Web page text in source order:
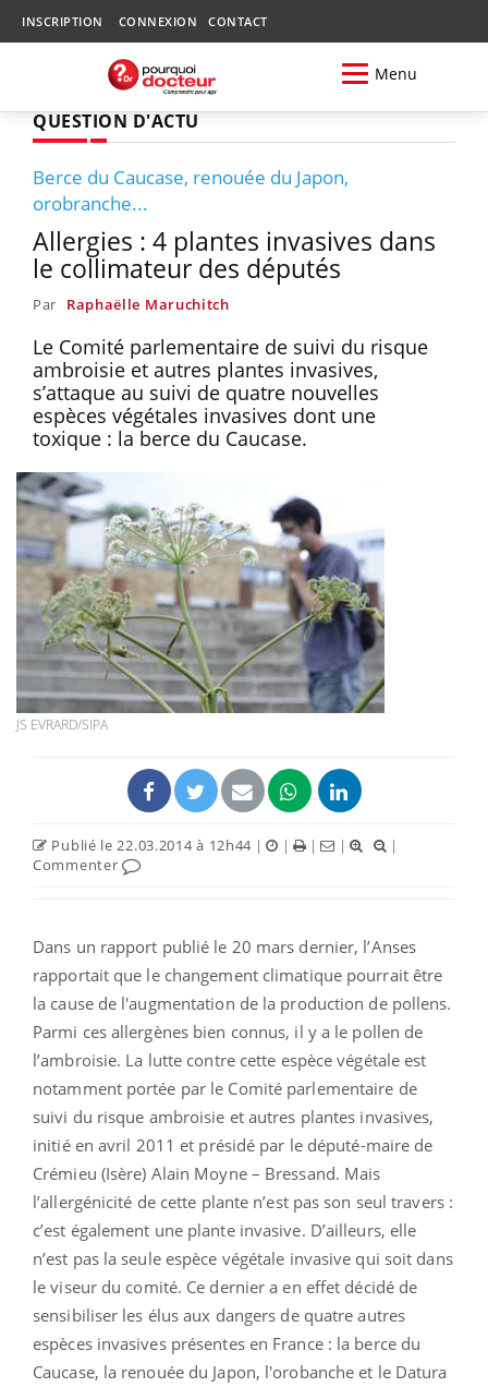
INSCRIPTION CONNEXION CONTACT
Menu
QUESTION D'ACTU
Berce du Caucase, renouée du Japon,
orobranche...
Allergies : 4 plantes invasives dans
le collimateur des députés
Par Raphaëlle Maruchitch
Le Comité parlementaire de suivi du risque
ambroisie et autres plantes invasives,
s’attaque au suivi de quatre nouvelles
espèces végétales invasives dont une
toxique : la berce du Caucase.
JS EVRARD/SIPA
Publié le 22.03.2014 à 12h44 | | | |
|
Commenter
Dans un rapport publié le 20 mars dernier, l’Anses
rapportait que le changement climatique pourrait être
la cause de l'augmentation de la production de pollens.
Parmi ces allergènes bien connus, il y a le pollen de
l’ambroisie. La lutte contre cette espèce végétale est
notamment portée par le Comité parlementaire de
suivi du risque ambroisie et autres plantes invasives,
initié en avril 2011 et présidé par le député-maire de
Crémieu (Isère) Alain Moyne – Bressand. Mais
l’allergénicité de cette plante n’est pas son seul travers :
c’est également une plante invasive. D’ailleurs, elle
n’est pas la seule espèce végétale invasive qui soit dans
le viseur du comité. Ce dernier a en effet décidé de
sensibiliser les élus aux dangers de quatre autres
espèces invasives présentes en France : la berce du
Caucase, la renouée du Japon, l'orobanche et le Datura